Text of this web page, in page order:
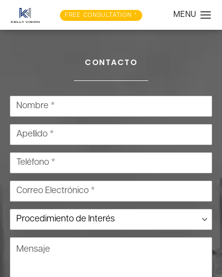
FREE CONSULTATION *
CONTACTO